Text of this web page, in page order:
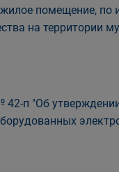
помещение, по
на территории
п "Об